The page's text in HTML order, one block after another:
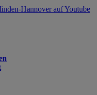
Hannover auf Youtube